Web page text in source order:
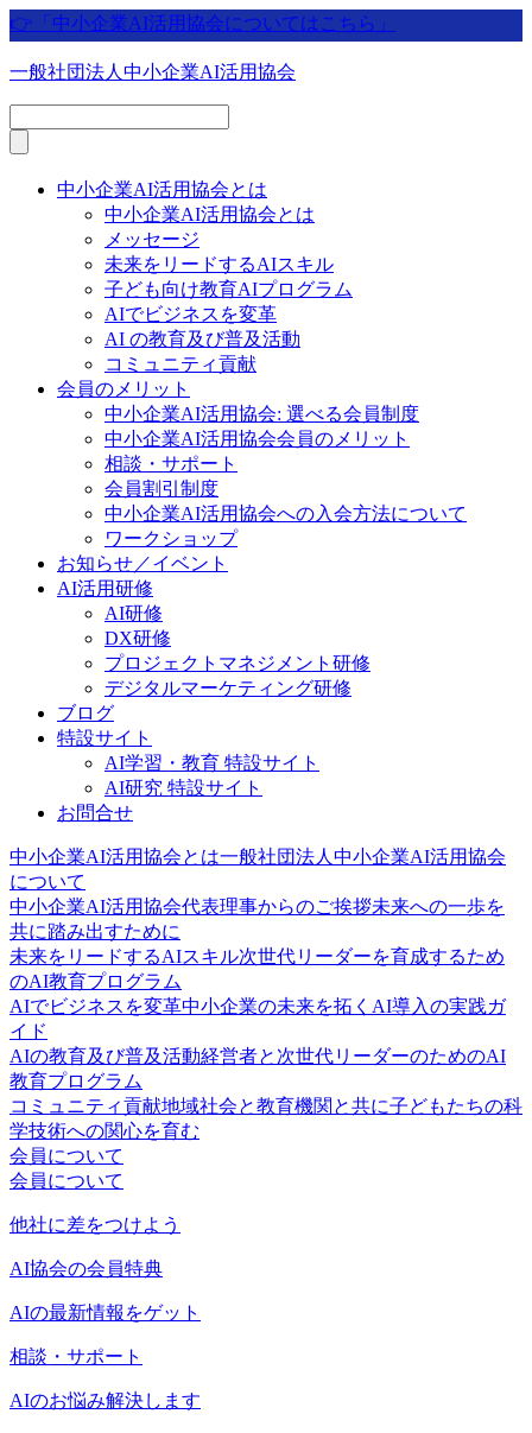
👉「中小企業AI活用協会についてはこちら」
一般社団法人中小企業AI活用協会
中小企業AI活用協会とは
中小企業AI活用協会とは
メッセージ
未来をリードするAIスキル
子ども向け教育AIプログラム
AIでビジネスを変革
AI の教育及び普及活動
コミュニティ貢献
会員のメリット
中小企業AI活用協会: 選べる会員制度
中小企業AI活用協会会員のメリット
相談・サポート
会員割引制度
中小企業AI活用協会への入会方法について
ワークショップ
お知らせ／イベント
AI活用研修
AI研修
DX研修
プロジェクトマネジメント研修
デジタルマーケティング研修
ブログ
特設サイト
AI学習・教育 特設サイト
AI研究 特設サイト
お問合せ
中小企業AI活用協会とは一般社団法人中小企業AI活用協会
について
中小企業AI活用協会代表理事からのご挨拶未来への一歩を
共に踏み出すために
未来をリードするAIスキル次世代リーダーを育成するため
のAI教育プログラム
AIでビジネスを変革中小企業の未来を拓くAI導入の実践ガ
イド
AIの教育及び普及活動経営者と次世代リーダーのためのAI
教育プログラム
コミュニティ貢献地域社会と教育機関と共に子どもたちの科
学技術への関心を育む
会員について
会員について
他社に差をつけよう
AI協会の会員特典
AIの最新情報をゲット
相談・サポート
AIのお悩み解決します